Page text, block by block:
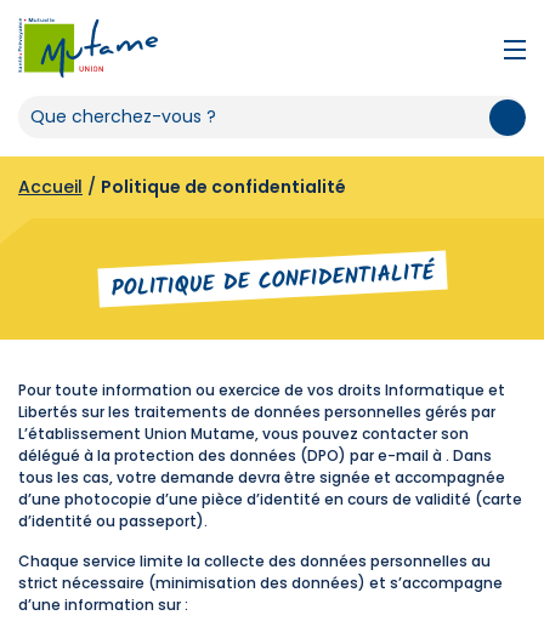
Accueil / Politique de confidentialité
POLITIQUE DE CONFIDENTIALITÉ
Pour toute information ou exercice de vos droits Informatique et
Libertés sur les traitements de données personnelles gérés par
L’établissement Union Mutame, vous pouvez contacter son
délégué à la protection des données (DPO) par e-mail à . Dans
tous les cas, votre demande devra être signée et accompagnée
d’une photocopie d’une pièce d’identité en cours de validité (carte
d’identité ou passeport).
Chaque service limite la collecte des données personnelles au
strict nécessaire (minimisation des données) et s’accompagne
d’une information sur :